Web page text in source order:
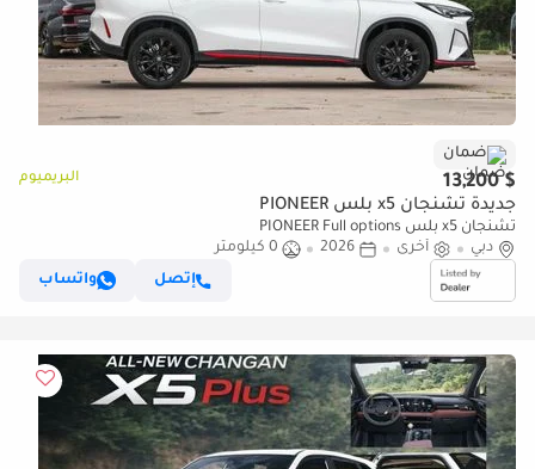
ضمان
$ 13,200 البريميوم
جديدة تشنجان x5 بلس PIONEER
تشنجان x5 بلس PIONEER Full options
دبي
أخرى 2026
0 كيلومتر
إتصل
واتساب